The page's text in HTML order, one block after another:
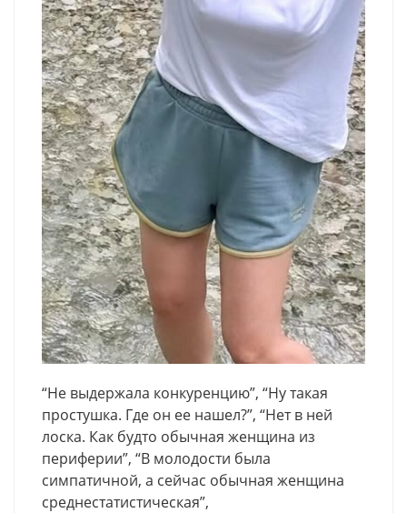
“Не выдержала конкуренцию”, “Ну такая
простушка. Где он ее нашел?”, “Нет в ней
лоска. Как будто обычная женщина из
периферии”, “В молодости была
симпатичной, а сейчас обычная женщина
среднестатистическая”,